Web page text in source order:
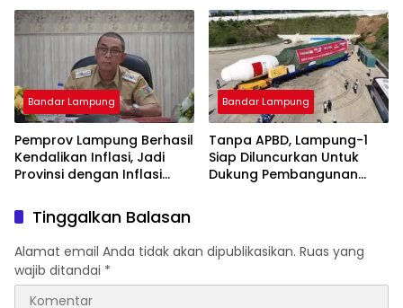
Lampung Dorong
Pembangunan SDM Dimulai
dari Desa
Bandar Lampung
Pemprov Lampung Berhasil
Kendalikan Inflasi, Jadi
Provinsi dengan Inflasi
Bandar Lampung
Tanpa APBD, Lampung-1
Siap Diluncurkan Untuk
Dukung Pembangunan
Tinggalkan Balasan
Alamat email Anda tidak akan dipublikasikan. Ruas yang
wajib ditandai *